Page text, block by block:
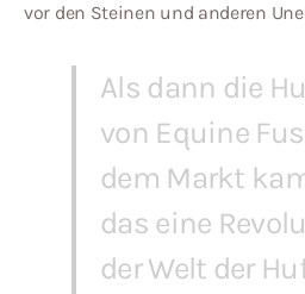
vor den Steinen und anderen
Als dann die
von Equine
dem Markt
das eine
der Welt der